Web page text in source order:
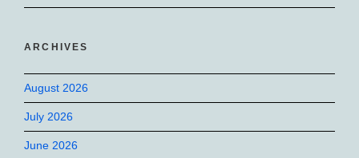
ARCHIVES
August 2026
July 2026
June 2026